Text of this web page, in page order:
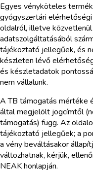
Egyes vényköteles
gyógyszertári
oldalról, illetve
adatszolgáltatásából
tájékoztató jellegűek, és
készleten lévő
és készletadatok
nem vállalunk.
A TB támogatás mértéke
által megjelölt jogcímtől
támogatás) függ. Az
tájékoztató jellegűek; a
a vény beváltásakor
változhatnak, kérjük,
NEAK honlapján.